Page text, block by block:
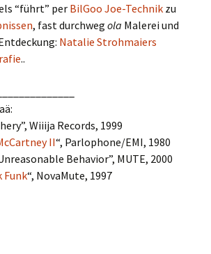
“führt” per BilGoo Joe-Technik zu
, fast durchweg ola Malerei und
Natalie Strohmaiers
..
Wiiija Records, 1999
II“, Parlophone/EMI, 1980
Behavior”, MUTE, 2000
Funk“, NovaMute, 1997